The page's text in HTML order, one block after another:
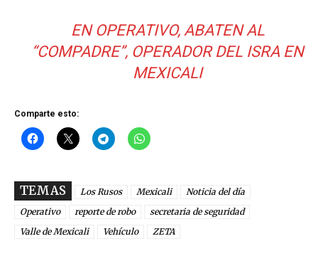
EN OPERATIVO, ABATEN AL
“COMPADRE”, OPERADOR DEL ISRA EN
MEXICALI
Comparte esto:
TEMAS Los Rusos Mexicali
Noticia del día
Operativo
reporte de robo
secretaria de seguridad
Valle de Mexicali
Vehículo ZETA